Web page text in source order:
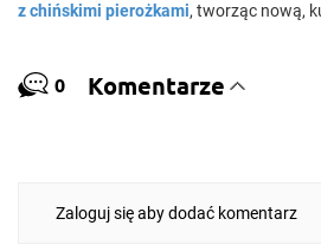
z chińskimi pierożkami, tworząc nową,
0 Komentarze
Zaloguj się aby dodać komentarz